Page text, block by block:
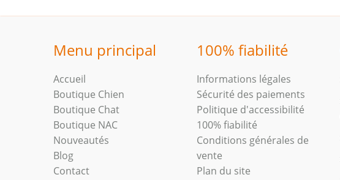
Menu principal
Accueil
Boutique Chien
Boutique Chat
Boutique NAC
Nouveautés
Blog
Contact
100% fiabilité
Informations légales
Sécurité des paiements
Politique d'accessibilité
100% fiabilité
Conditions générales de
vente
Plan du site